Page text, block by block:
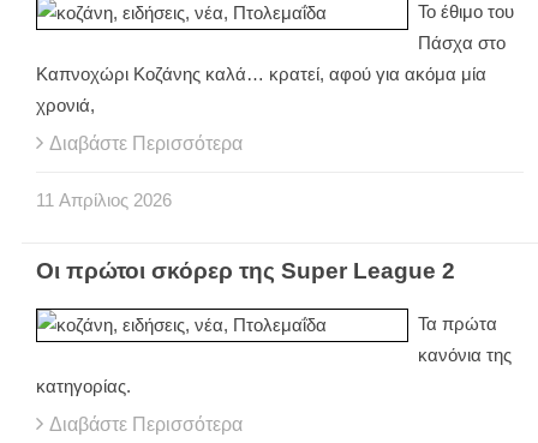
Το έθιμο του
Πάσχα στο
Καπνοχώρι Κοζάνης καλά… κρατεί, αφού για ακόμα μία
χρονιά,
Διαβάστε Περισσότερα
11 Απρίλιος 2026
Οι πρώτοι σκόρερ της Super League 2
Τα πρώτα
κανόνια της
κατηγορίας.
Διαβάστε Περισσότερα